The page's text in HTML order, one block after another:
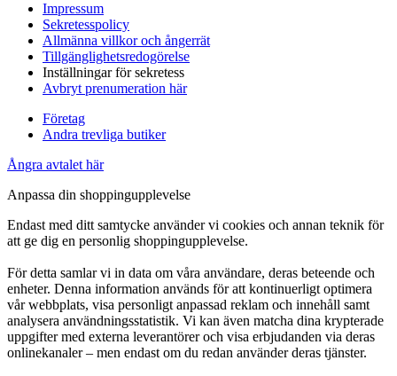
Impressum
Sekretesspolicy
Allmänna villkor och ångerrät
Tillgänglighetsredogörelse
Inställningar för sekretess
Avbryt prenumeration här
Företag
Andra trevliga butiker
Ångra avtalet här
Anpassa din shoppingupplevelse
Endast med ditt samtycke använder vi cookies och annan teknik för
att ge dig en personlig shoppingupplevelse.
För detta samlar vi in data om våra användare, deras beteende och
enheter. Denna information används för att kontinuerligt optimera
vår webbplats, visa personligt anpassad reklam och innehåll samt
analysera användningsstatistik. Vi kan även matcha dina krypterade
uppgifter med externa leverantörer och visa erbjudanden via deras
onlinekanaler – men endast om du redan använder deras tjänster.